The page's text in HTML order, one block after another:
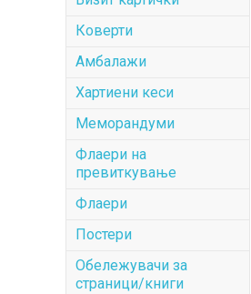
Коверти
Амбалажи
Хартиени кеси
Меморандуми
Флаери на
превиткување
Флаери
Постери
Обележувачи за
страници/книги